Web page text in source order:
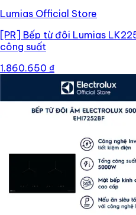
Lumias Official Store
[PR] Bếp từ đôi Lumias
công suất
1.860.650 ₫